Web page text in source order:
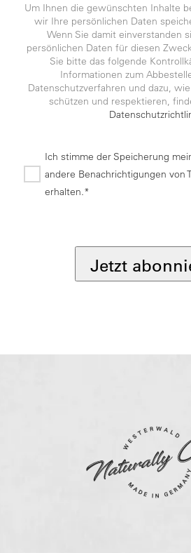
Um Ihnen die gewünschten Inhalte
wir Ihre persönlichen Daten
Wenn Sie damit einverstanden
persönlichen Daten für diesen
Sie bitte das folgende
Informationen zum
Datenschutzverfahren und dazu,
schützen und respektieren,
Ich stimme der Speicherung
andere Benachrichtigungen von
erhalten.*
Jetzt